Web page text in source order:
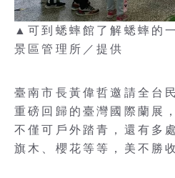
▲可到蟋蟀館了解蟋蟀的
景區管理所／提供
臺南市長黃偉哲邀請全台
重磅回歸的臺灣國際蘭展
不僅可戶外踏青，還有多
旗木、櫻花等等，美不勝